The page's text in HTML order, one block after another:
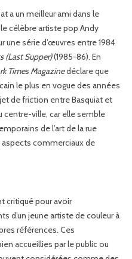
a un meilleur ami dans le
le célèbre artiste pop Andy
une série d’œuvres entre 1984
(Last Supper)(1985-86). En
Times Magazinedéclare que
le plus en vogue des années
de friction entre Basquiat et
ville, car elle semble
de l’art de la rue
aspects commerciaux de
critiqué pour avoir
d’un jeune artiste de couleur à
références. Ces
accueillies par le public ou